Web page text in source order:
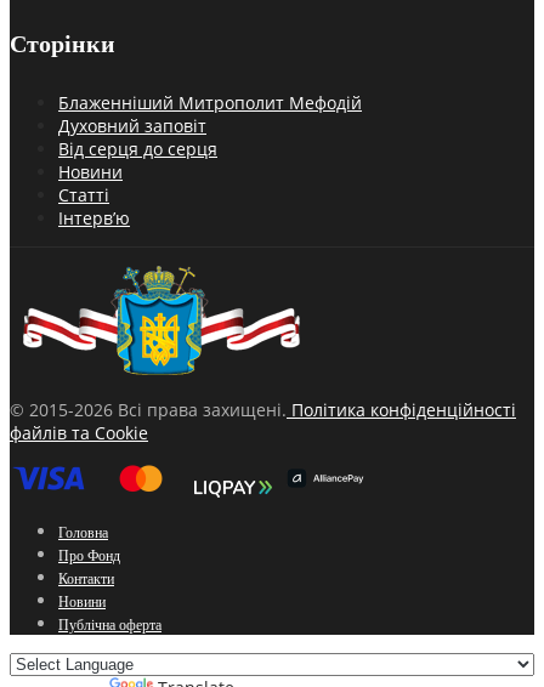
Сторінки
Блаженніший Митрополит Мефодій
Духовний заповіт
Від серця до серця
Новини
Статті
Інтерв’ю
© 2015-2026 Всі права захищені. Політика конфіденційності
файлів та Cookie
Головна
Про Фонд
Контакти
Новини
Публічна оферта